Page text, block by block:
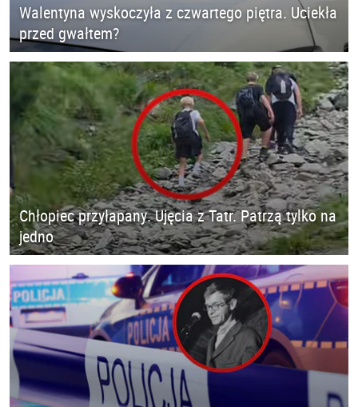
Walentyna wyskoczyła z czwartego piętra. Uciekła
przed gwałtem?
Chłopiec przyłapany. Ujęcia z Tatr. Patrzą tylko na
jedno